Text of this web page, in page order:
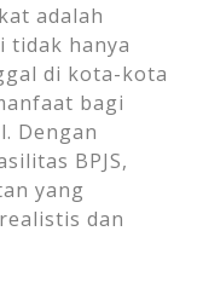
adalah
tidak hanya
di kota-kota
bagi
Dengan
BPJS,
yang
dan